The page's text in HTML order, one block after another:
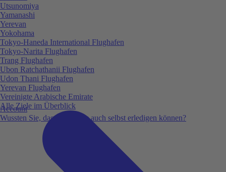
Account
Wussten Sie, dass Sie vieles auch selbst erledigen können?
Utsunomiya
Yamanashi
Yerevan
Yokohama
Tokyo-Haneda International Flughafen
Tokyo-Narita Flughafen
Trang Flughafen
Ubon Ratchathanii Flughafen
Udon Thani Flughafen
Yerevan Flughafen
Vereinigte Arabische Emirate
Alle Ziele im Überblick